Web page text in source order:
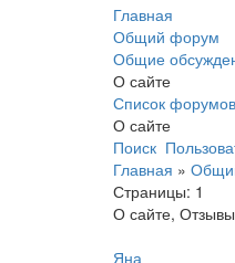
Главная
Общий форум
Общие
О сайте
Список форумов
О сайте
Поиск
Главная »
Страницы: 1
О сайте,
Яна